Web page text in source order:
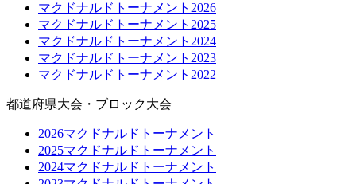
マクドナルドトーナメント2026
マクドナルドトーナメント2025
マクドナルドトーナメント2024
マクドナルドトーナメント2023
マクドナルドトーナメント2022
都道府県大会・ブロック大会
2026マクドナルドトーナメント
2025マクドナルドトーナメント
2024マクドナルドトーナメント